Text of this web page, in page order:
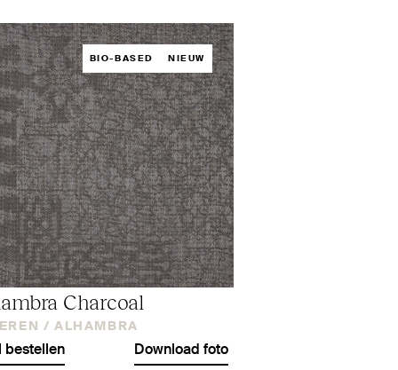
BIO-BASED NIEUW
Charcoal
/ ALHAMBRA
bestellen Download foto